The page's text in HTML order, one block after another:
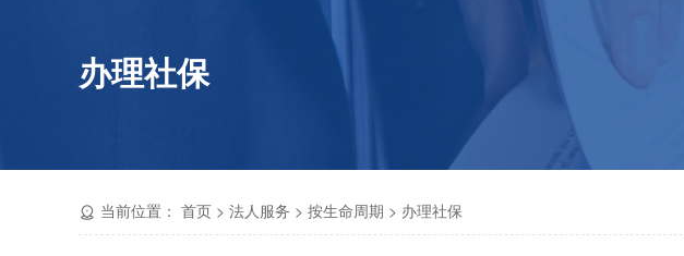
办理社保
当前位置： 首页 > 法人服务 > 按生命周期 > 办理社保